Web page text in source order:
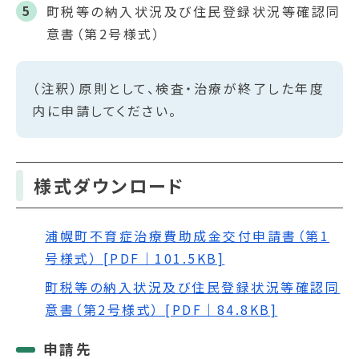
町税等の納入状況及び住民登録状況等確認同
意書（第2号様式）
（注釈）原則として、検査・治療が終了した年度
内に申請してください。
様式ダウンロード
浦幌町不育症治療費助成金交付申請書（第1
号様式） [PDF｜101.5KB]
町税等の納入状況及び住民登録状況等確認同
意書（第2号様式） [PDF｜84.8KB]
申請先